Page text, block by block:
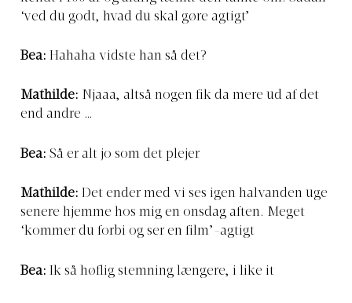
‘ved du godt, hvad du skal gøre agtigt’
Bea: Hahaha vidste han så det?
Mathilde: Njaaa, altså nogen fik da mere ud af det
end andre …
Bea: Så er alt jo som det plejer
Mathilde: Det ender med vi ses igen halvanden uge
senere hjemme hos mig en onsdag aften. Meget
‘kommer du forbi og ser en film’-agtigt
Bea: Ik så høflig stemning længere, i like it